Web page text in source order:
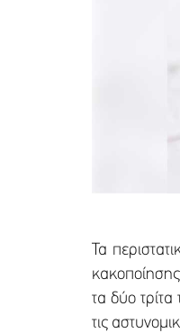
Τα
τα δύο
τις